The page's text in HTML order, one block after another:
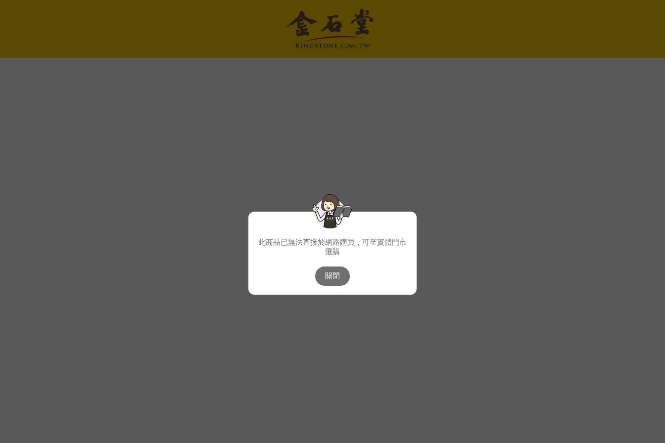
此商品已無法直接於網路購買，可至實體門市
選購
關閉